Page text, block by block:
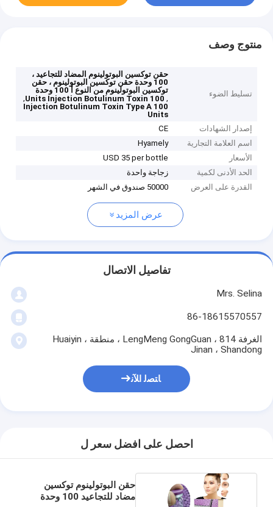
منتوج وصف
تسليط الضوء
حقن توكسين البوتولينوم المضاد للتجاعيد ،
100 وحدة حقن توكسين البوتولينوم ، حقن
توكسين البوتولينوم من النوع أ 100 وحدة
,
100 Units Injection Botulinum Toxin
,
Injection Botulinum Toxin Type A 100
Units
إصدار الشهادات
CE
اسم العلامة التجارية
Hyamely
الأسعار
USD 35 per bottle
الحد الأدنى لكمية
زجاجة واحدة
القدرة على العرض
50000 صندوق في الشهر
عرض المزيد
تفاصيل الاتصال
Mrs. Selina
86-18615570557
الغرفة 814 ، LengMeng GongGuan ، منطقة Huaiyin ،
Jinan ، Shandong
ﺎﺘﺼﻟ ﺍﻶﻧ
احصل على افضل سعر ل
حقن البوتولينوم توكسين
مضاد للتجاعيد 100 وحدة